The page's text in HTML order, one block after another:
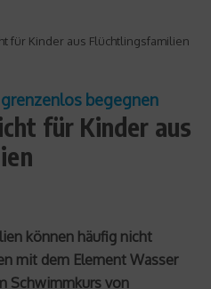
für Kinder aus Flüchtlingsfamilien
begegnen
für Kinder aus
können häufig nicht
mit dem Element Wasser
Schwimmkurs von